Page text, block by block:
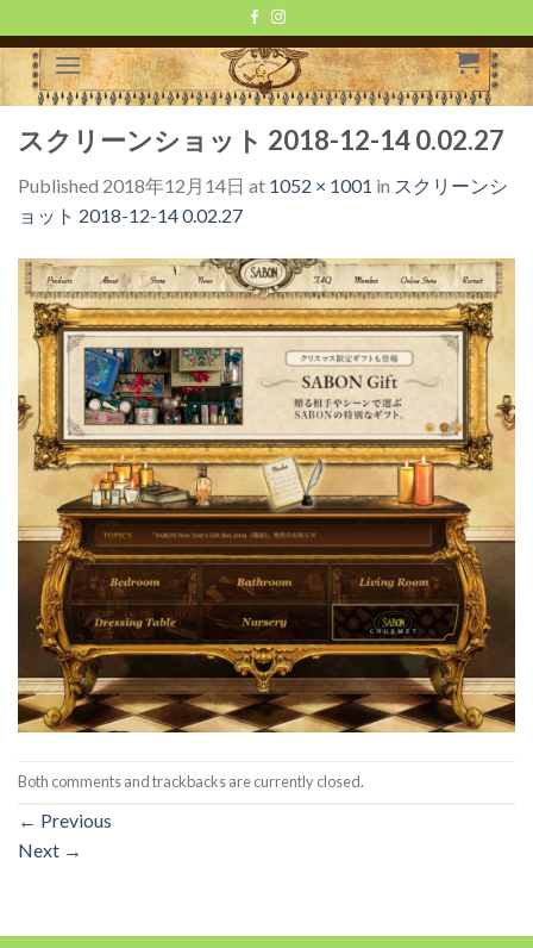
to
content
スクリーンショット 2018-12-14 0.02.27
Published 2018年12月14日 at 1052 × 1001 in スクリーンシ
ョット 2018-12-14 0.02.27
Both comments and trackbacks are currently closed.
← Previous
Next →